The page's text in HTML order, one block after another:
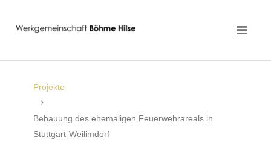
Projekte
Bebauung des ehemaligen Feuerwehrareals in
Stuttgart-Weilimdorf